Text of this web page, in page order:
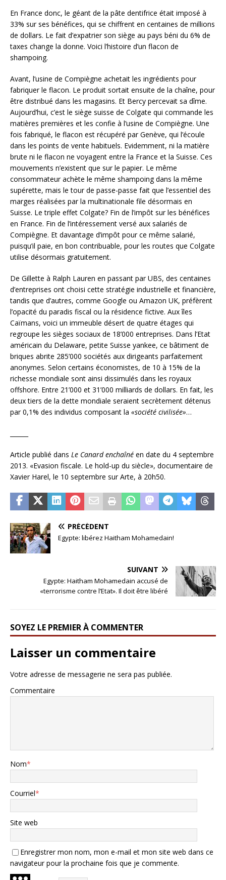
En France donc, le géant de la pâte dentifrice était imposé à
33% sur ses bénéfices, qui se chiffrent en centaines de millions
de dollars. Le fait d’expatrier son siège au pays béni du 6% de
taxes change la donne. Voici l’histoire d’un flacon de
shampoing.
Avant, l’usine de Compiègne achetait les ingrédients pour
fabriquer le flacon. Le produit sortait ensuite de la chaîne, pour
être distribué dans les magasins. Et Bercy percevait sa dîme.
Aujourd’hui, c’est le siège suisse de Colgate qui commande les
matières premières et les confie à l’usine de Compiègne. Une
fois fabriqué, le flacon est récupéré par Genève, qui l’écoule
dans les points de vente habituels. Evidemment, ni la matière
brute ni le flacon ne voyagent entre la France et la Suisse. Ces
mouvements n’existent que sur le papier. Le même
consommateur achète le même shampoing dans la même
supérette, mais le tour de passe-passe fait que l’essentiel des
marges réalisées par la multinationale file désormais en
Suisse. Le triple effet Colgate? Fin de l’impôt sur les bénéfices
en France. Fin de l’intéressement versé aux salariés de
Compiègne. Et davantage d’impôt pour ce même salarié,
puisqu’il paie, en bon contribuable, pour les routes que Colgate
utilise désormais gratuitement.
De Gillette à Ralph Lauren en passant par UBS, des centaines
d’entreprises ont choisi cette stratégie industrielle et financière,
tandis que d’autres, comme Google ou Amazon UK, préfèrent
l’opacité du paradis fiscal ou la résidence fictive. Aux îles
Caïmans, voici un immeuble désert de quatre étages qui
regroupe les sièges sociaux de 18’000 entreprises. Dans l’Etat
américain du Delaware, petite Suisse yankee, ce bâtiment de
briques abrite 285’000 sociétés aux dirigeants parfaitement
anonymes. Selon certains économistes, de 10 à 15% de la
richesse mondiale sont ainsi dissimulés dans les royaux
offshore. Entre 21’000 et 31’000 milliards de dollars. En fait, les
deux tiers de la dette mondiale seraient secrètement détenus
par 0,1% des individus composant la «société civilisée»…
Article publié dans Le Canard enchaîné en date du 4 septembre
2013. «Evasion fiscale. Le hold-up du siècle», documentaire de
Xavier Harel, le 10 septembre sur Arte, à 20h50.
PRÉCÉDENT
Egypte: libérez Haitham Mohamedain!
SUIVANT
Egypte: Haitham Mohamedain accusé de
«terrorisme contre l’Etat». Il doit être libéré
SOYEZ LE PREMIER À COMMENTER
Laisser un commentaire
Votre adresse de messagerie ne sera pas publiée.
Commentaire
Nom*
Courriel*
Site web
Enregistrer mon nom, mon e-mail et mon site web dans ce
navigateur pour la prochaine fois que je commente.